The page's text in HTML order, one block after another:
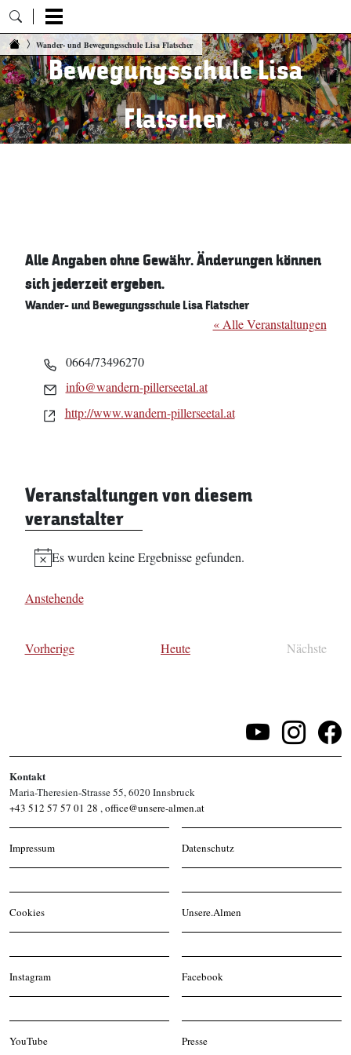
Zum Inhalt springen
Wander- und Bewegungsschule Lisa Flatscher
Bewegungsschule Lisa
Flatscher
Alle Angaben ohne Gewähr. Änderungen können
sich jederzeit ergeben.
Wander- und Bewegungsschule Lisa Flatscher
« Alle Veranstaltungen
Telefon
0664/73496270
Email
info@wandern-pillerseetal.at
Webseite
http://www.wandern-pillerseetal.at
Veranstaltungen von diesem
veranstalter
Hinweis
Es wurden keine Ergebnisse gefunden.
Anstehende
VorherigeVeranstaltungen Heute
Nächste
Kontakt
Maria-Theresien-Strasse 55, 6020 Innsbruck
+43 512 57 57 01 28 ,office@unsere-almen.at
Impressum Datenschutz
Cookies Unsere.Almen
Instagram Facebook
YouTube Presse